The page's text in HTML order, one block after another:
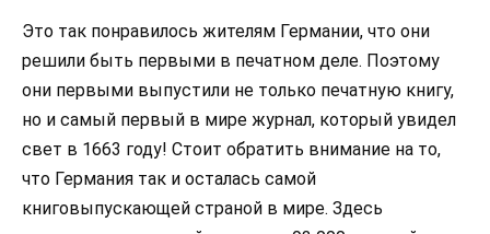
Это так понравилось жителям Германии, что они
решили быть первыми в печатном деле. Поэтому
они первыми выпустили не только печатную книгу,
но и самый первый в мире журнал, который увидел
свет в 1663 году! Стоит обратить внимание на то,
что Германия так и осталась самой
книговыпускающей страной в мире. Здесь